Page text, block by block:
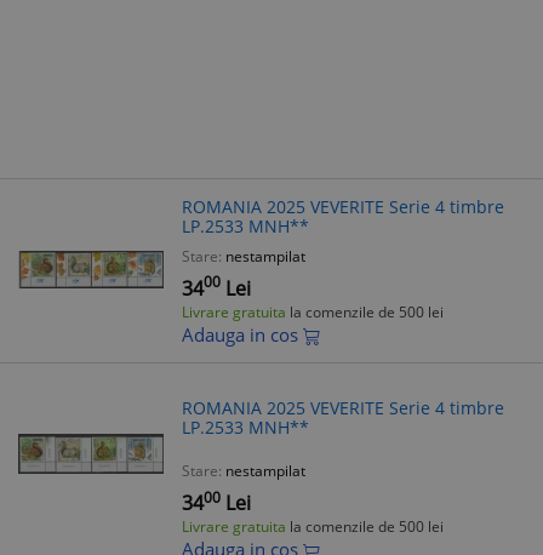
ROMANIA 2025 VEVERITE Serie 4 timbre
LP.2533 MNH**
Stare: nestampilat
3400 Lei
Livrare gratuita la comenzile de 500 lei
Adauga in cos
ROMANIA 2025 VEVERITE Serie 4 timbre
LP.2533 MNH**
Stare: nestampilat
3400 Lei
Livrare gratuita la comenzile de 500 lei
Adauga in cos